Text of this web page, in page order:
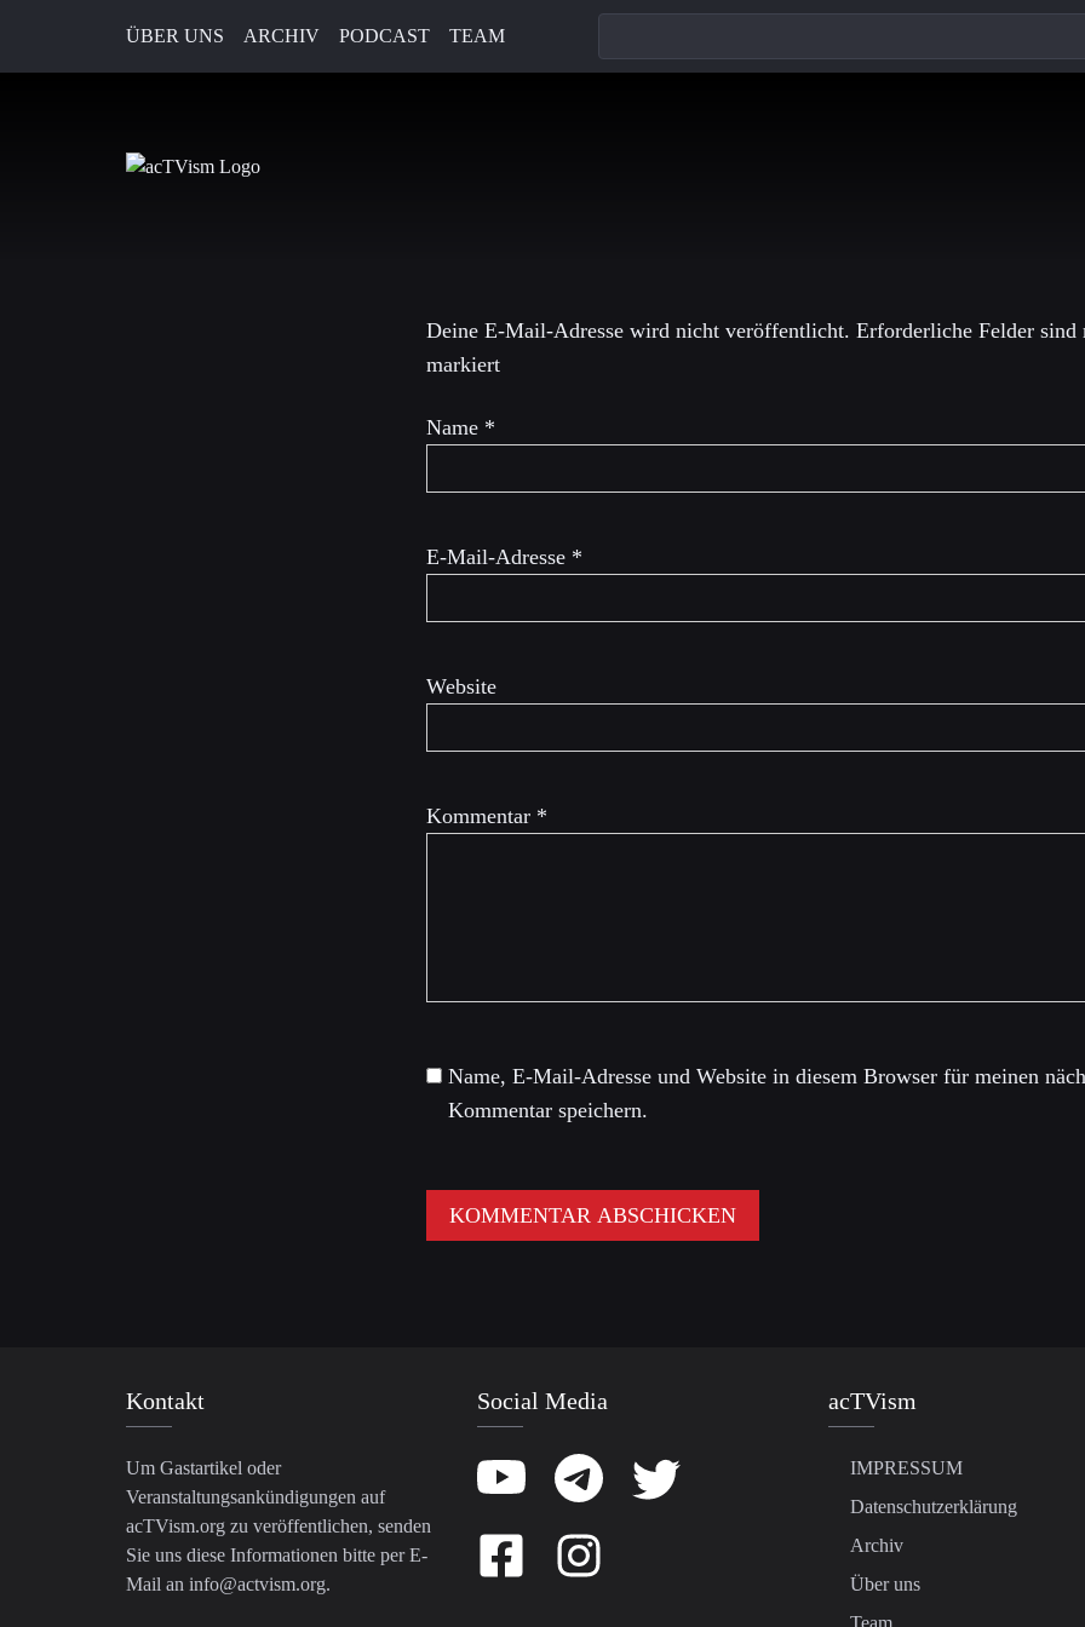
ÜBER UNS ARCHIV PODCAST TEAM
2. Mai 2017
Deine E-Mail-Adresse wird nicht veröffentlicht. Erforderliche Felder
markiert
Kommentar *
Name *
E-Mail-Adresse *
Website
Name, E-Mail-Adresse und Website in diesem Browser für meinen
Kommentar speichern.
Kontakt
Um Gastartikel oder
Veranstaltungsankündigungen auf
acTVism.org zu veröffentlichen, senden
Sie uns diese Informationen bitte per E-
Mail an info@actvism.org.
Social Media acTVism
IMPRESSUM
Datenschutzerklärung
Archiv
Über uns
Team